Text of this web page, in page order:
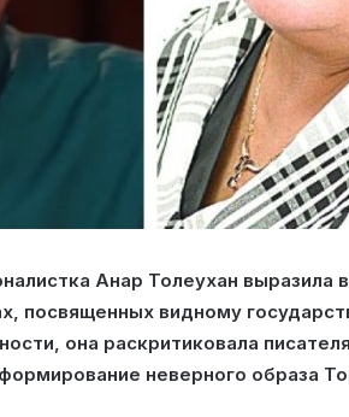
Анар Толеухан
посвященных видному
она раскритиковала
неверного образа